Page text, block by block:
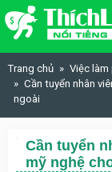
Skip to content
Trang chủ
Việc
Cần tuyển nhân
ngoài
Cần tuyển
mỹ nghệ